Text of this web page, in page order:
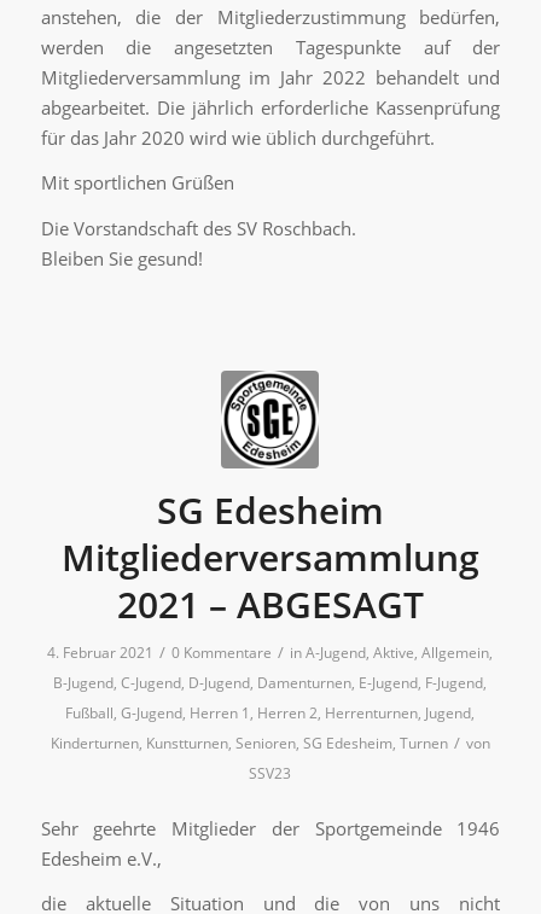
anstehen, die der Mitgliederzustimmung bedürfen,
werden die angesetzten Tagespunkte auf der
Mitgliederversammlung im Jahr 2022 behandelt und
abgearbeitet. Die jährlich erforderliche Kassenprüfung
für das Jahr 2020 wird wie üblich durchgeführt.
Mit sportlichen Grüßen
Die Vorstandschaft des SV Roschbach.
Bleiben Sie gesund!
SG Edesheim
Mitgliederversammlung
2021 – ABGESAGT
4. Februar 2021 / 0 Kommentare / inA-Jugend,Aktive,Allgemein,
B-Jugend,C-Jugend, D-Jugend, Damenturnen, E-Jugend, F-Jugend,
Fußball,G-Jugend, Herren 1 , Herren 2, Herrenturnen, Jugend,
Kinderturnen, Kunstturnen, Senioren, SG Edesheim, Turnen / von
SSV23
Sehr geehrte Mitglieder der Sportgemeinde 1946
Edesheim e.V.,
die aktuelle Situation und die von uns nicht